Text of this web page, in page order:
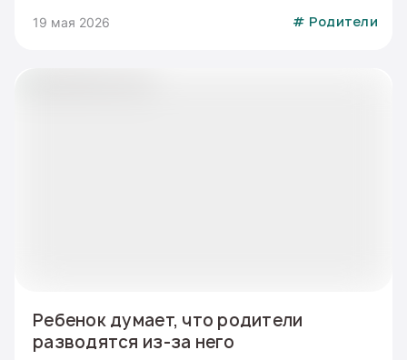
19 мая 2026 # Родители
Ребенок думает, что родители
разводятся из-за него